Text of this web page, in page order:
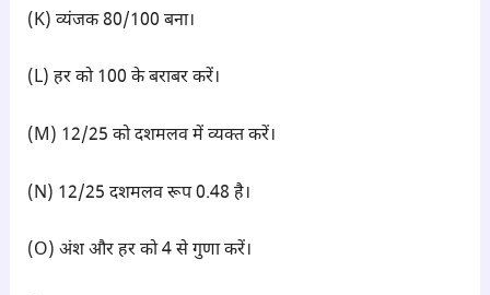
(K) व्यंजक 80/100 बना।
(L) हर को 100 के बराबर करें।
(M) 12/25 को दशमलव में व्यक्त करें।
(N) 12/25 दशमलव रूप 0.48 है।
(O) अंश और हर को 4 से गुणा करें।